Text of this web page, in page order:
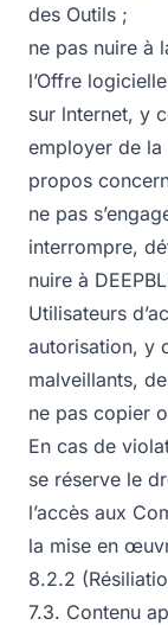
des Outils ;
ne pas nuire à
l’Offre
sur lnternet, y
employer de la
propos
ne pas
interrompre,
nuire à
Utilisateurs
autorisation, y
malveillants,
ne pas copier
En cas de
se réserve le
l’accès aux
la mise en
8.2.2
7.3. Contenu